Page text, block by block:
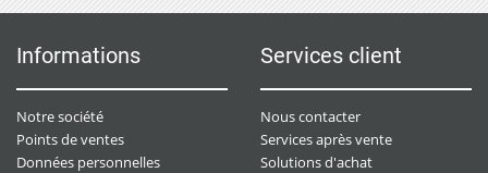
Informations
Notre société
Points de ventes
Données personnelles
Services client
Nous contacter
Services après vente
Solutions d'achat